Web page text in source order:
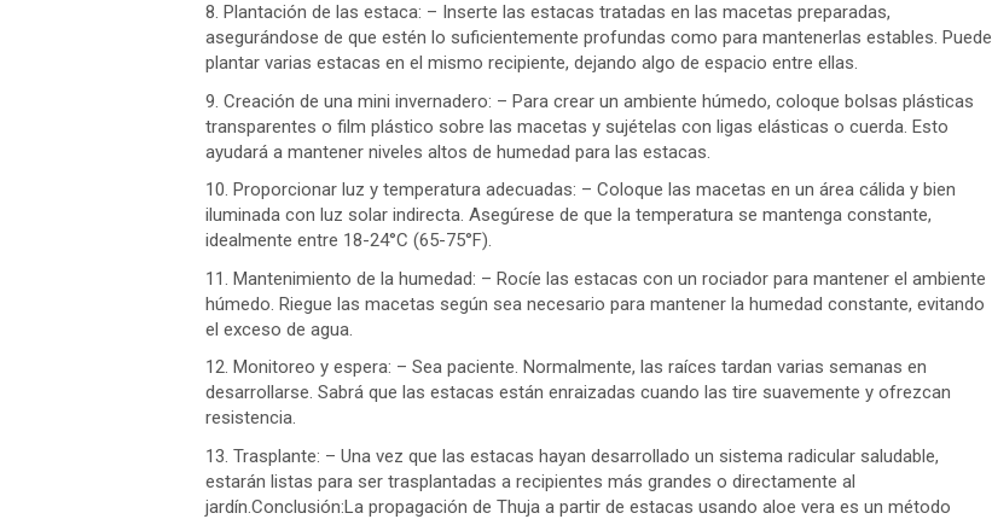
8. Plantación de las estaca: – Inserte las estacas tratadas en las macetas preparadas,
asegurándose de que estén lo suficientemente profundas como para mantenerlas estables. Puede
plantar varias estacas en el mismo recipiente, dejando algo de espacio entre ellas.
9. Creación de una mini invernadero: – Para crear un ambiente húmedo, coloque bolsas plásticas
transparentes o film plástico sobre las macetas y sujételas con ligas elásticas o cuerda. Esto
ayudará a mantener niveles altos de humedad para las estacas.
10. Proporcionar luz y temperatura adecuadas: – Coloque las macetas en un área cálida y bien
iluminada con luz solar indirecta. Asegúrese de que la temperatura se mantenga constante,
idealmente entre 18-24°C (65-75°F).
11. Mantenimiento de la humedad: – Rocíe las estacas con un rociador para mantener el ambiente
húmedo. Riegue las macetas según sea necesario para mantener la humedad constante, evitando
el exceso de agua.
12. Monitoreo y espera: – Sea paciente. Normalmente, las raíces tardan varias semanas en
desarrollarse. Sabrá que las estacas están enraizadas cuando las tire suavemente y ofrezcan
resistencia.
13. Trasplante: – Una vez que las estacas hayan desarrollado un sistema radicular saludable,
estarán listas para ser trasplantadas a recipientes más grandes o directamente al
jardín.Conclusión:La propagación de Thuja a partir de estacas usando aloe vera es un método